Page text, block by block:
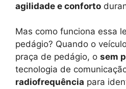
agilidade e conforto
Mas como funciona essa
pedágio? Quando o
praça de pedágio, o sem
tecnologia de
radiofrequência para